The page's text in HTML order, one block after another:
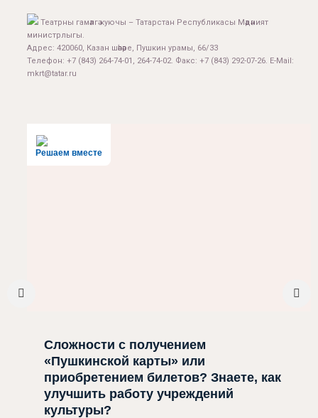
Театрны гамәлгә куючы – Татарстан Республикасы Мәдәният
министрлыгы.
Адрес: 420060, Казан шәһәре, Пушкин урамы, 66/33
Телефон: +7 (843) 264-74-01, 264-74-02. Факс: +7 (843) 292-07-26. E-Mail:
mkrt@tatar.ru
Решаем вместе
Сложности с получением
«Пушкинской карты» или
приобретением билетов? Знаете, как
улучшить работу учреждений
культуры?